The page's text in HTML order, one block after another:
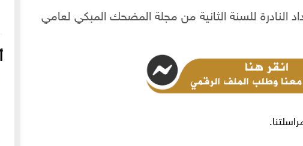
النادرة للسنة الثانية من مجلة المضحك المبكي لعامي